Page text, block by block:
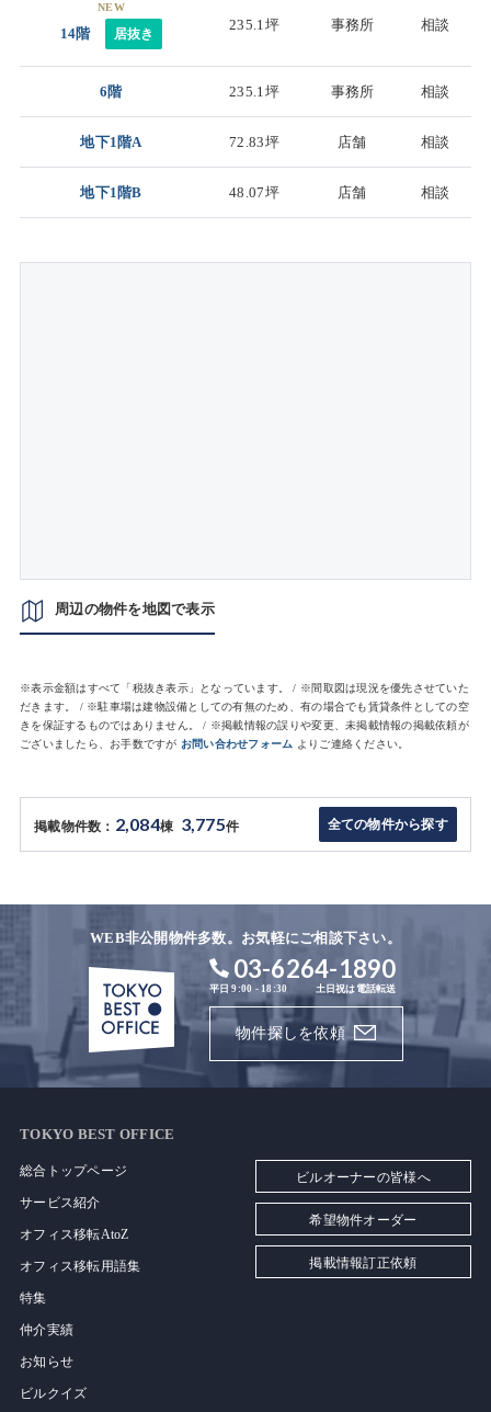
NEW
14階 居抜き
235.1坪 事務所 相談
6階 235.1坪 事務所 相談
地下1階A 72.83坪 店舗 相談
地下1階B 48.07坪 店舗 相談
周辺の物件を地図で表示
※表示金額はすべて「税抜き表示」となっています。 / ※間取図は現況を優先させていた
だきます。 / ※駐車場は建物設備としての有無のため、有の場合でも賃貸条件としての空
きを保証するものではありません。 / ※掲載情報の誤りや変更、未掲載情報の掲載依頼が
ございましたら、お手数ですが お問い合わせフォーム よりご連絡ください。
掲載物件数： 2,084棟 3,775件 全ての物件から探す
WEB非公開物件多数。お気軽にご相談下さい。
03-6264-1890
平日 9:00 - 18:30 土日祝は電話転送
物件探しを依頼
TOKYO BEST OFFICE
総合トップページ
サービス紹介
オフィス移転AtoZ
オフィス移転用語集
特集
仲介実績
お知らせ
ビルクイズ
ビルオーナーの皆様へ
希望物件オーダー
掲載情報訂正依頼